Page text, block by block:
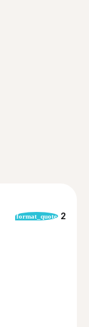
format_quote 2